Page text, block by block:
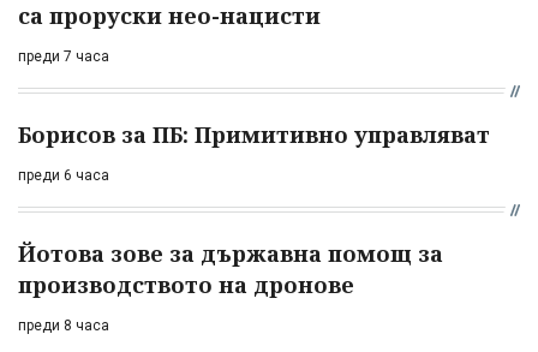
са проруски нео-нацисти
преди 7 часа
Борисов за ПБ: Примитивно управляват
преди 6 часа
Йотова зове за държавна помощ за
производството на дронове
преди 8 часа